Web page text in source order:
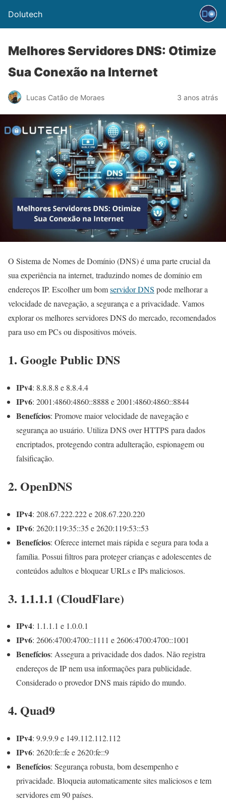
Dolutech
Melhores Servidores DNS: Otimize
Sua Conexão na Internet
Lucas Catão de Moraes 3 anos atrás
O Sistema de Nomes de Domínio (DNS) é uma parte crucial da
sua experiência na internet, traduzindo nomes de domínio em
endereços IP. Escolher um bomservidor DNS pode melhorar a
velocidade de navegação, a segurança e a privacidade. Vamos
explorar os melhores servidores DNS do mercado, recomendados
para uso em PCs ou dispositivos móveis.
1. Google Public DNS
IPv4: 8.8.8.8 e 8.8.4.4
IPv6: 2001:4860:4860::8888 e 2001:4860:4860::8844
Benefícios: Promove maior velocidade de navegação e
segurança ao usuário. Utiliza DNS over HTTPS para dados
encriptados, protegendo contra adulteração, espionagem ou
falsificação​​.
2. OpenDNS
IPv4: 208.67.222.222 e 208.67.220.220
IPv6: 2620:119:35::35 e 2620:119:53::53
Benefícios: Oferece internet mais rápida e segura para toda a
família. Possui filtros para proteger crianças e adolescentes de
conteúdos adultos e bloquear URLs e IPs maliciosos​​.
3. 1.1.1.1 (CloudFlare)
IPv4: 1.1.1.1 e 1.0.0.1
IPv6: 2606:4700:4700::1111 e 2606:4700:4700::1001
Benefícios: Assegura a privacidade dos dados. Não registra
endereços de IP nem usa informações para publicidade.
Considerado o provedor DNS mais rápido do mundo​​.
4. Quad9
IPv4: 9.9.9.9 e 149.112.112.112
IPv6: 2620:fe::fe e 2620:fe::9
Benefícios: Segurança robusta, bom desempenho e
privacidade. Bloqueia automaticamente sites maliciosos e tem
servidores em 90 países​​.